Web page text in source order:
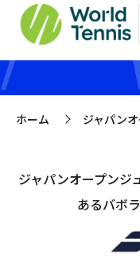
大会スポン
ホーム >
ジャパン
ジャパンオープンジ
あるバボ